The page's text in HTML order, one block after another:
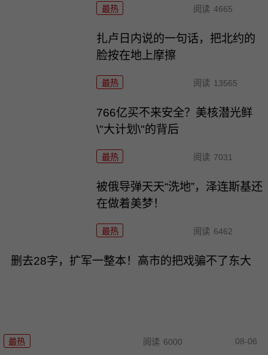
最热 阅读 4665
扎卢日内说的一句话，把北约的
脸按在地上摩擦
最热 阅读 13565
766亿买不来安全？美核潜光鲜
\"大计划\"的背后
最热 阅读 7031
被俄导弹天天“洗地”，泽连斯基还
在做着美梦！
最热 阅读 6462
删去28字，扩军一整本！高市的把戏骗不了东大
最热 阅读 6000 08-06